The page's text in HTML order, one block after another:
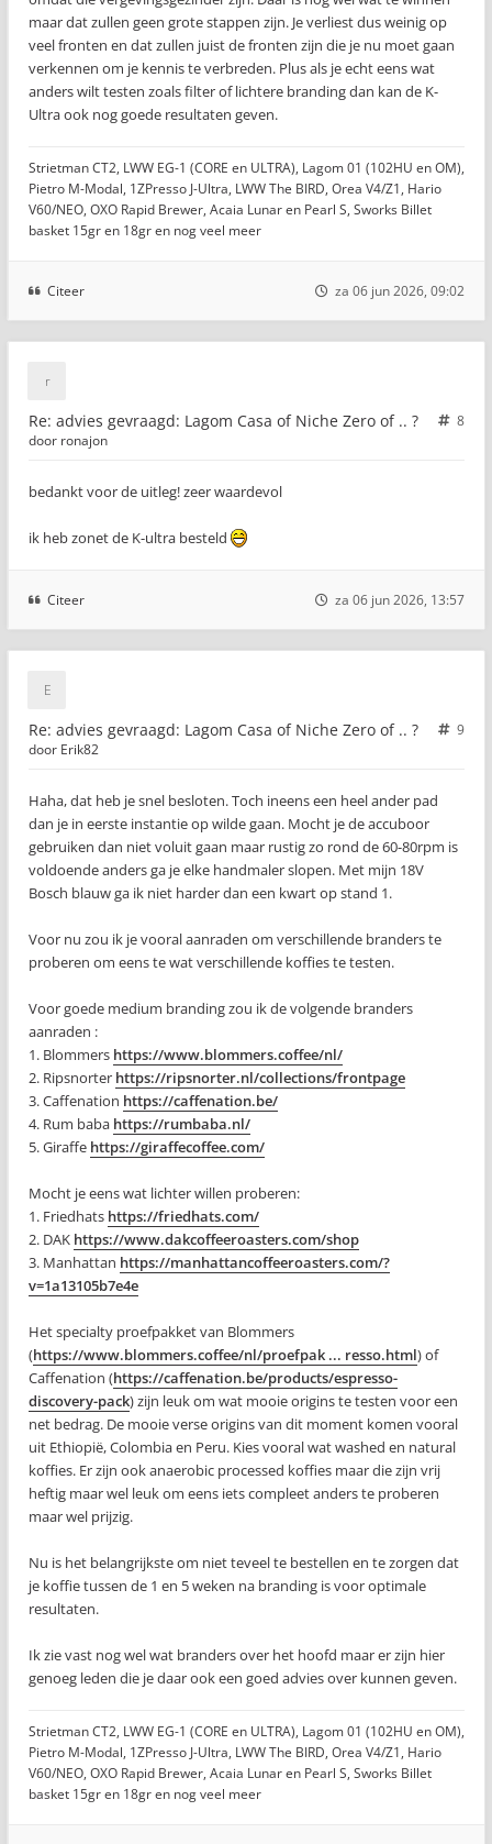
maar dat zullen geen grote stappen zijn. Je verliest dus weinig op
veel fronten en dat zullen juist de fronten zijn die je nu moet gaan
verkennen om je kennis te verbreden. Plus als je echt eens wat
anders wilt testen zoals filter of lichtere branding dan kan de K-
Ultra ook nog goede resultaten geven.
Strietman CT2, LWW EG-1 (CORE en ULTRA), Lagom 01 (102HU en OM),
Pietro M-Modal, 1ZPresso J-Ultra, LWW The BIRD, Orea V4/Z1, Hario
V60/NEO, OXO Rapid Brewer, Acaia Lunar en Pearl S, Sworks Billet
basket 15gr en 18gr en nog veel meer
Citeer za 06 jun 2026, 09:02
Re: advies gevraagd: Lagom Casa of Niche Zero of .. ?
8
door ronajon
bedankt voor de uitleg! zeer waardevol
ik heb zonet de K-ultra besteld
Citeer za 06 jun 2026, 13:57
Re: advies gevraagd: Lagom Casa of Niche Zero of .. ?
9
door Erik82
Haha, dat heb je snel besloten. Toch ineens een heel ander pad
dan je in eerste instantie op wilde gaan. Mocht je de accuboor
gebruiken dan niet voluit gaan maar rustig zo rond de 60-80rpm is
voldoende anders ga je elke handmaler slopen. Met mijn 18V
Bosch blauw ga ik niet harder dan een kwart op stand 1.
Voor nu zou ik je vooral aanraden om verschillende branders te
proberen om eens te wat verschillende koffies te testen.
Voor goede medium branding zou ik de volgende branders
aanraden :
1. Blommers https://www.blommers.coffee/nl/
2. Ripsnorter https://ripsnorter.nl/collections/frontpage
3. Caffenation https://caffenation.be/
4. Rum baba https://rumbaba.nl/
5. Giraffe https://giraffecoffee.com/
Mocht je eens wat lichter willen proberen:
1. Friedhats https://friedhats.com/
2. DAK https://www.dakcoffeeroasters.com/shop
3. Manhattan https://manhattancoffeeroasters.com/?
v=1a13105b7e4e
Het specialty proefpakket van Blommers
(https://www.blommers.coffee/nl/proefpak ... resso.html) of
Caffenation (https://caffenation.be/products/espresso-
discovery-pack) zijn leuk om wat mooie origins te testen voor een
net bedrag. De mooie verse origins van dit moment komen vooral
uit Ethiopië, Colombia en Peru. Kies vooral wat washed en natural
koffies. Er zijn ook anaerobic processed koffies maar die zijn vrij
heftig maar wel leuk om eens iets compleet anders te proberen
maar wel prijzig.
Nu is het belangrijkste om niet teveel te bestellen en te zorgen dat
je koffie tussen de 1 en 5 weken na branding is voor optimale
resultaten.
Ik zie vast nog wel wat branders over het hoofd maar er zijn hier
genoeg leden die je daar ook een goed advies over kunnen geven.
Strietman CT2, LWW EG-1 (CORE en ULTRA), Lagom 01 (102HU en OM),
Pietro M-Modal, 1ZPresso J-Ultra, LWW The BIRD, Orea V4/Z1, Hario
V60/NEO, OXO Rapid Brewer, Acaia Lunar en Pearl S, Sworks Billet
basket 15gr en 18gr en nog veel meer